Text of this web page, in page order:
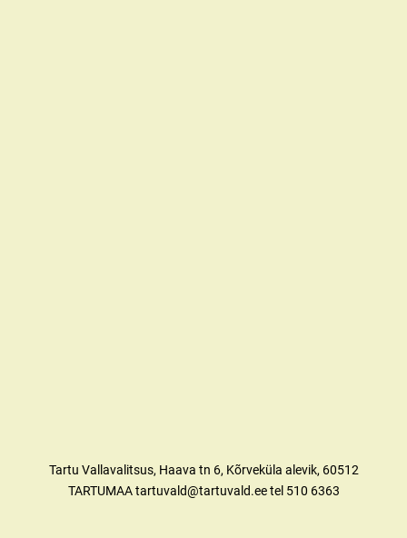
Tartu Vallavalitsus, Haava tn 6, Kõrveküla alevik, 60512
TARTUMAA tartuvald@tartuvald.ee tel 510 6363